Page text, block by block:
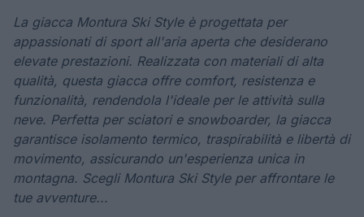
La giacca Montura Ski Style è progettata per
appassionati di sport all'aria aperta che desiderano
elevate prestazioni. Realizzata con materiali di alta
qualità, questa giacca offre comfort, resistenza e
funzionalità, rendendola l'ideale per le attività sulla
neve. Perfetta per sciatori e snowboarder, la giacca
garantisce isolamento termico, traspirabilità e libertà di
movimento, assicurando un'esperienza unica in
montagna. Scegli Montura Ski Style per affrontare le
tue avventure...